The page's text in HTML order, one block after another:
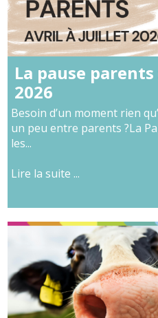
La pause
2026
Besoin d’un moment rien
un peu entre parents ?La
les...
Lire la suite ...